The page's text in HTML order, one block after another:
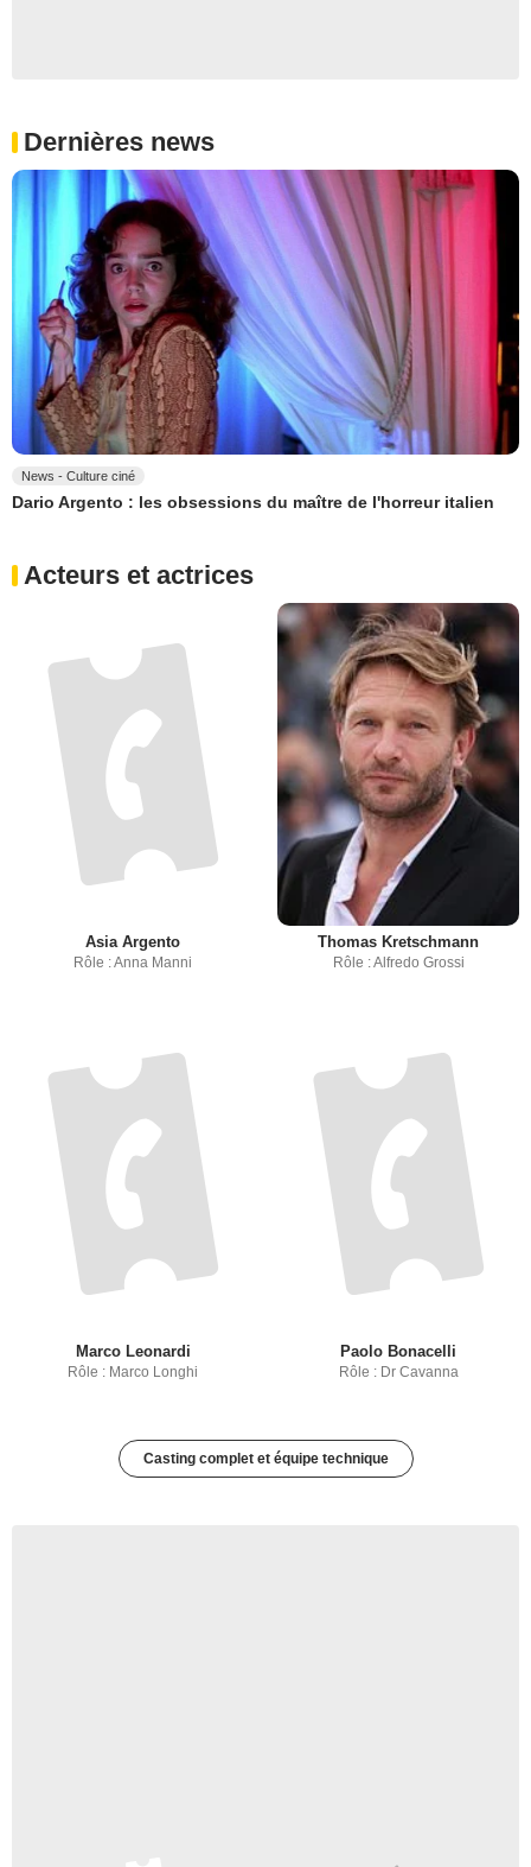
Dernières news
News - Culture ciné
Dario Argento : les obsessions du maître de l'horreur italien
Acteurs et actrices
Asia Argento
Rôle : Anna Manni
Thomas Kretschmann
Rôle : Alfredo Grossi
Marco Leonardi
Rôle : Marco Longhi
Paolo Bonacelli
Rôle : Dr Cavanna
Casting complet et équipe technique